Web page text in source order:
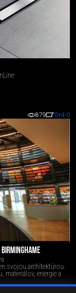
879 0+4-0
svojou architektúrou.
materiálov, energie a